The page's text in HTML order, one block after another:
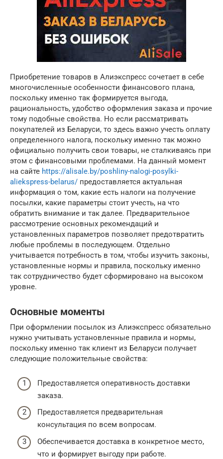
Приобретение товаров в Алиэкспресс сочетает в себе
многочисленные особенности финансового плана,
поскольку именно так формируется выгода,
рациональность, удобство оформления заказа и прочие
тому подобные свойства. Но если рассматривать
покупателей из Беларуси, то здесь важно учесть оплату
определенного налога, поскольку именно так можно
официально получить свои товары, не сталкиваясь при
этом с финансовыми проблемами. На данный момент
на сайте https://alisale.by/poshliny-nalogi-posylki-
aliekspress-belarus/ предоставляется актуальная
информация о том, какие есть налоги на получение
посылки, какие параметры стоит учесть, на что
обратить внимание и так далее. Предварительное
рассмотрение основных рекомендаций и
установленных параметров позволяет предотвратить
любые проблемы в последующем. Отдельно
учитывается потребность в том, чтобы изучить законы,
установленные нормы и правила, поскольку именно
так сотрудничество будет сформировано на высоком
уровне.
Основные моменты
При оформлении посылок из Алиэкспресс обязательно
нужно учитывать установленные правила и нормы,
поскольку именно так клиент из Беларуси получает
следующие положительные свойства:
Предоставляется оперативность доставки
заказа.
Предоставляется предварительная
консультация по всем вопросам.
Обеспечивается доставка в конкретное место,
что и формирует выгоду при работе.